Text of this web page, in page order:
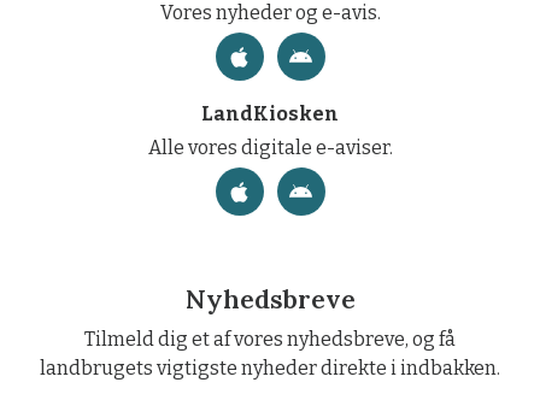
Vores nyheder og e-avis.
LandKiosken
Alle vores digitale e-aviser.
Nyhedsbreve
Tilmeld dig et af vores nyhedsbreve, og få
landbrugets vigtigste nyheder direkte i indbakken.